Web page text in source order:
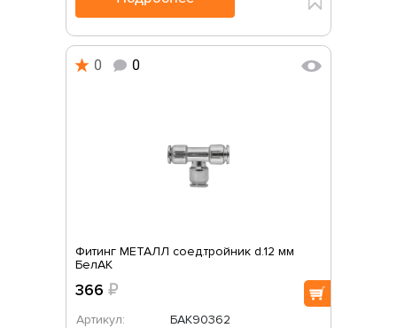
0 0
Фитинг МЕТАЛЛ соед.тройник d.12 мм
БелАК
366 ₽
Артикул:
БАК90362